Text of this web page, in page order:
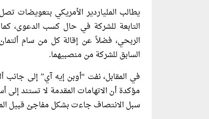
التابعة للشركة في حال كسب الدعوى،
الربحي، فضلاً عن إقالة كل من سام
السابق للشركة من منصبيهما.
في المقابل، نفت “أوبن إيه آي” إلى
مؤكدة أن الاتهامات المقدمة لا تستند
سبل الانتصاف جاءت بشكل مفاجئ قبيل